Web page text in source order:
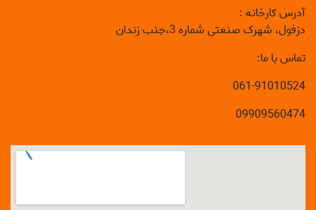
آدرس کارخانه :
دزفول، شهرک صنعتی شماره 3،جنب زندان
تماس با ما:
061-91010524
09909560474